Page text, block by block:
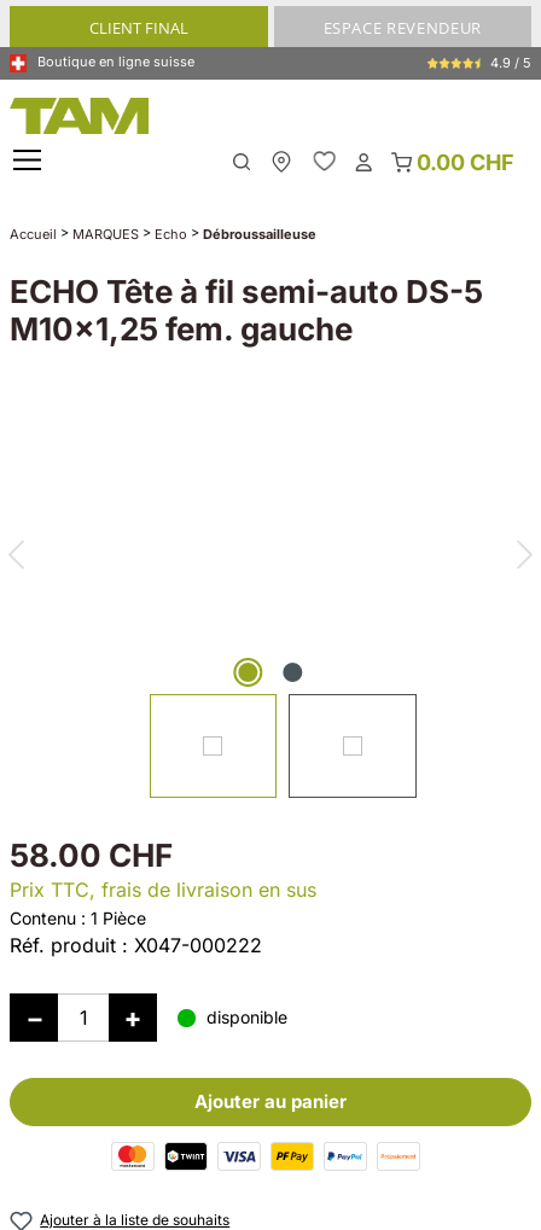
principalCLIENT FINAL ESPACE REVENDEUR
Boutique en ligne suisse 4.9 / 5
0.00 CHF
Accueil > MARQUES > Echo > Débroussailleuse
ECHO Tête à fil semi-auto DS-5
M10x1,25 fem. gauche
58.00 CHF
Prix TTC, frais de livraison en sus
Contenu : 1 Pièce
Réf. produit : X047-000222
disponible
Ajouter au panier
Ajouter à la liste de souhaits